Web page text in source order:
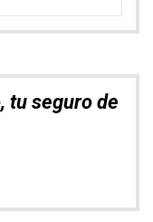
tu seguro de